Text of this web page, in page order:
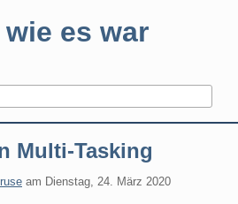
es war
Multi-Tasking
am Dienstag, 24. März 2020